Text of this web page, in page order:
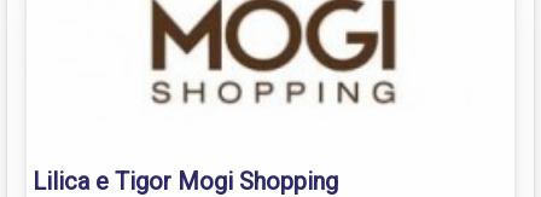
Lilica e Tigor Mogi Shopping